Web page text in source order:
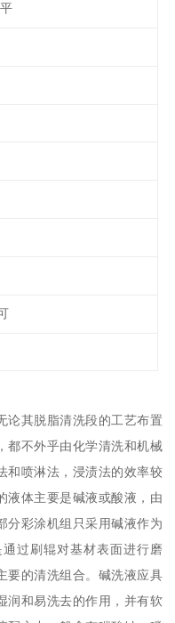
论其脱脂清洗段的工艺布置
都不外乎由化学清洗和机械
和喷淋法，浸渍法的效率较
液体主要是碱液或酸液，由
分彩涂机组只采用碱液作为
过刷辊对基材表面进行磨
要的清洗组合。碱洗液应具
润和易洗去的作用，并有软